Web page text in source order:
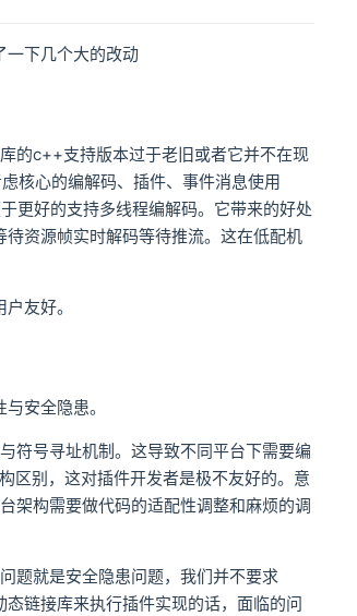
一下几个大的改动
的c++支持版本过于老旧或者它并不在现
核心的编解码、插件、事件消息使用
更好的支持多线程编解码。它带来的好处
资源帧实时解码等待推流。这在低配机
友好。
安全隐患。
符号寻址机制。这导致不同平台下需要编
别，这对插件开发者是极不友好的。意
架构需要做代码的适配性调整和麻烦的调
题就是安全隐患问题，我们并不要求
链接库来执行插件实现的话，面临的问